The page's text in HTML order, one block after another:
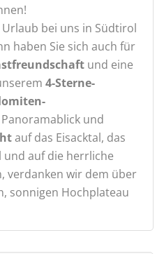
bei uns in Südtirol
haben Sie sich auch für
und eine
4-Sterne-
und
auf das Eisacktal, das
und auf die herrliche
verdanken wir dem über
sonnigen Hochplateau